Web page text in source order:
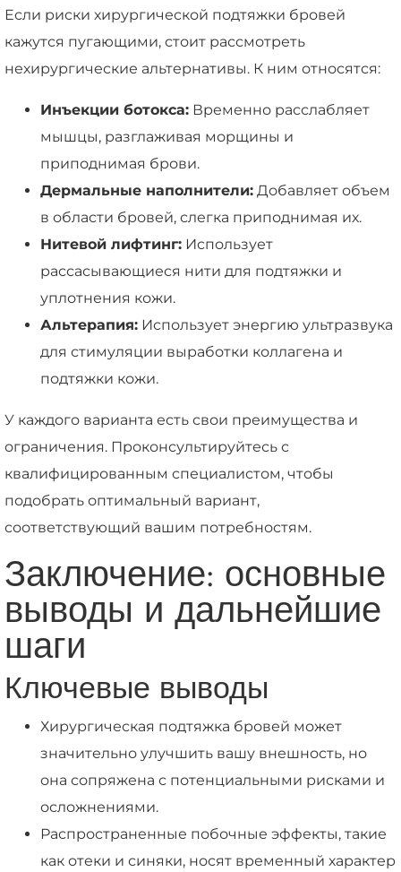
Если риски хирургической подтяжки бровей
кажутся пугающими, стоит рассмотреть
нехирургические альтернативы. К ним относятся:
Инъекции ботокса: Временно расслабляет
мышцы, разглаживая морщины и
приподнимая брови.
Дермальные наполнители: Добавляет объем
в области бровей, слегка приподнимая их.
Нитевой лифтинг: Использует
рассасывающиеся нити для подтяжки и
уплотнения кожи.
Альтерапия: Использует энергию ультразвука
для стимуляции выработки коллагена и
подтяжки кожи.
У каждого варианта есть свои преимущества и
ограничения. Проконсультируйтесь с
квалифицированным специалистом, чтобы
подобрать оптимальный вариант,
соответствующий вашим потребностям.
Заключение: основные
выводы и дальнейшие
шаги
Ключевые выводы
Хирургическая подтяжка бровей может
значительно улучшить вашу внешность, но
она сопряжена с потенциальными рисками и
осложнениями.
Распространенные побочные эффекты, такие
как отеки и синяки, носят временный характер